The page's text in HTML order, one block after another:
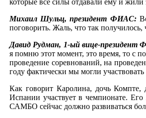
Михаил Шульц, президент ФИАС:
поговорить. Жаль, что так
Давид Рудман, 1-ый вице-президент
я помню этот момент, это время, то с
проведение соревнований, на
году фактически мы могли
Как говорит Каролина, дочь
Испании участвует в чемпионате.
САМБО сейчас должно развиваться